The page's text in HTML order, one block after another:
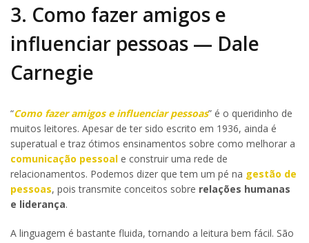
3. Como fazer amigos e
influenciar pessoas — Dale
Carnegie
“Como fazer amigos e influenciar pessoas” é o queridinho de
muitos leitores. Apesar de ter sido escrito em 1936, ainda é
superatual e traz ótimos ensinamentos sobre como melhorar a
comunicação pessoal e construir uma rede de
relacionamentos. Podemos dizer que tem um pé na gestão de
pessoas, pois transmite conceitos sobre relações humanas
e liderança.
A linguagem é bastante fluida, tornando a leitura bem fácil. São